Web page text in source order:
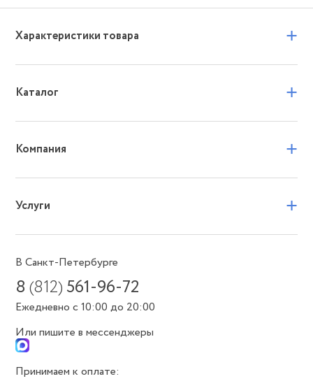
Характеристики товара +
Каталог +
Компания +
Услуги +
В Санкт-Петербурге
8(812) 561-96-72
Ежедневно с 10:00 до 20:00
Или пишите в мессенджеры
Принимаем к оплате: